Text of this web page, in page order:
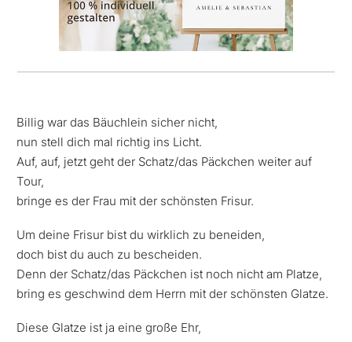
Billig war das Bäuchlein sicher nicht,
nun stell dich mal richtig ins Licht.
Auf, auf, jetzt geht der Schatz/das Päckchen weiter auf
Tour,
bringe es der Frau mit der schönsten Frisur.
Um deine Frisur bist du wirklich zu beneiden,
doch bist du auch zu bescheiden.
Denn der Schatz/das Päckchen ist noch nicht am Platze,
bring es geschwind dem Herrn mit der schönsten Glatze.
Diese Glatze ist ja eine große Ehr,